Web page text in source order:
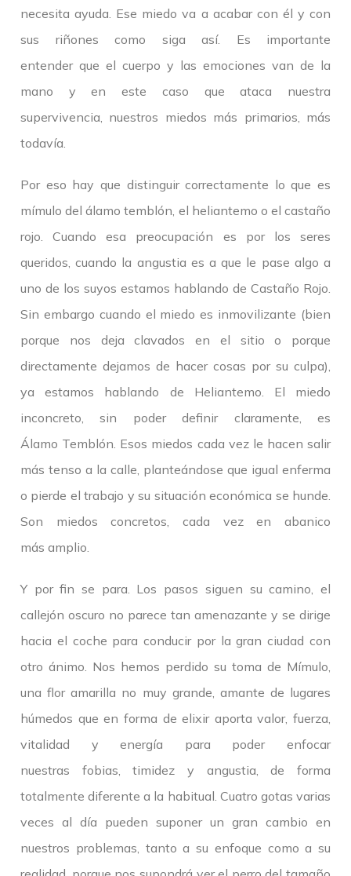
necesita ayuda. Ese miedo va a acabar con él y con
sus riñones como siga así. Es importante
entender que el cuerpo y las emociones van de la
mano y en este caso que ataca nuestra
supervivencia, nuestros miedos más primarios, más
todavía.
Por eso hay que distinguir correctamente lo que es
mímulo del álamo temblón, el heliantemo o el castaño
rojo. Cuando esa preocupación es por los seres
queridos, cuando la angustia es a que le pase algo a
uno de los suyos estamos hablando de Castaño Rojo.
Sin embargo cuando el miedo es inmovilizante (bien
porque nos deja clavados en el sitio o porque
directamente dejamos de hacer cosas por su culpa),
ya estamos hablando de Heliantemo. El miedo
inconcreto, sin poder definir claramente, es
Álamo Temblón. Esos miedos cada vez le hacen salir
más tenso a la calle, planteándose que igual enferma
o pierde el trabajo y su situación económica se hunde.
Son miedos concretos, cada vez en abanico
más amplio.
Y por fin se para. Los pasos siguen su camino, el
callejón oscuro no parece tan amenazante y se dirige
hacia el coche para conducir por la gran ciudad con
otro ánimo. Nos hemos perdido su toma de Mímulo,
una flor amarilla no muy grande, amante de lugares
húmedos que en forma de elixir aporta valor, fuerza,
vitalidad y energía para poder enfocar
nuestras fobias, timidez y angustia, de forma
totalmente diferente a la habitual. Cuatro gotas varias
veces al día pueden suponer un gran cambio en
nuestros problemas, tanto a su enfoque como a su